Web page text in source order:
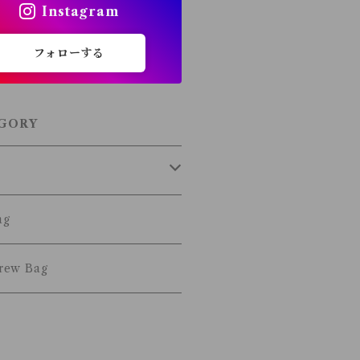
Instagram
フォローする
Bag